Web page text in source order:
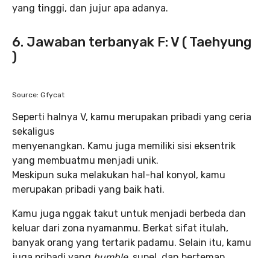
yang tinggi, dan jujur apa adanya.
6. Jawaban terbanyak F: V ( Taehyung
)
Source: Gfycat
Seperti halnya V, kamu merupakan pribadi yang ceria
sekaligus
menyenangkan. Kamu juga memiliki sisi eksentrik
yang membuatmu menjadi unik.
Meskipun suka melakukan hal-hal konyol, kamu
merupakan pribadi yang baik hati.
Kamu juga nggak takut untuk menjadi berbeda dan
keluar dari zona nyamanmu. Berkat sifat itulah,
banyak orang yang tertarik padamu. Selain itu, kamu